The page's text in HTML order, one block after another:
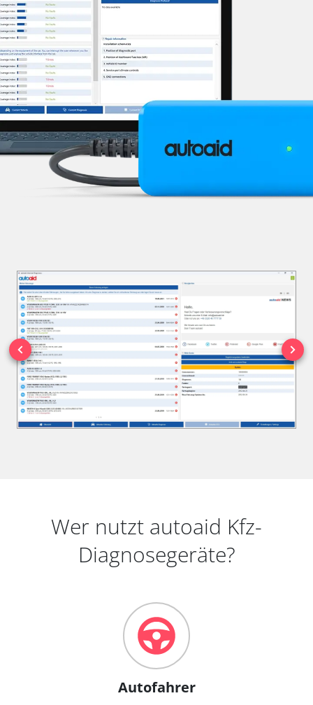
Wer nutzt autoaid Kfz-
Diagnosegeräte?
Autofahrer